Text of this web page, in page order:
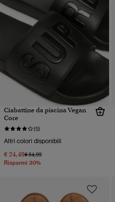
Ciabattine da piscina Vegan
Core
(5)
Altri colori disponibili
€ 24,49Prezzo ridotto da
€ 34,99a
Risparmi 30%